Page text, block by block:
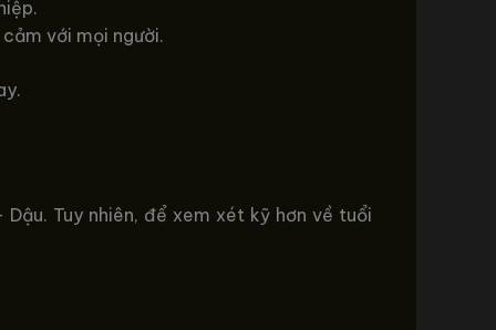
với mọi người.
Tuy nhiên, để xem xét kỹ hơn về tuổi